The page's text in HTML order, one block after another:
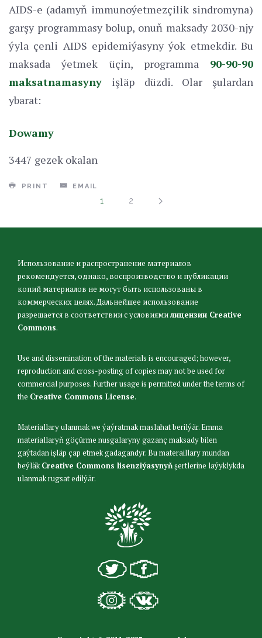
AIDS-e (adamyň immunoýetmezçilik sindromyna)
garşy programmasy bolup, onuň maksady 2030-njy
ýyla çenli AIDS epidemiýasyny ýok etmekdir. Bu
maksada ýetmek üçin, programma 90-90-90
maksatnamasyny işläp düzdi. Olar şulardan
ybarat:
Dowamy
3447 gezek okalan
PRINT EMAIL
1 2
Использование и распространение материалов
рекомендуется, однако, воспроизводство и публикации
копий материалов не могут быть использованы в
коммерческих целях. Дальнейшее использование
разрешается в соответствии с условиямилицензии Creative
Commons.
Use and dissemination of the materials is encouraged; however,
reproduction and cross-posting of copies may not be used for
commercial purposes. Further usage is permitted under the terms of
the Creative Commons License.
Materiallary ulanmak we ýaýratmak maslahat berilýär. Emma
materiallaryň göçürme nusgalaryny gazanç maksady bilen
gaýtadan işläp çap etmek gadagandyr. Bu materaillary mundan
beýläkCreative Commons lisenziýasynyňşertlerine laýyklykda
ulanmak rugsat edilýär.